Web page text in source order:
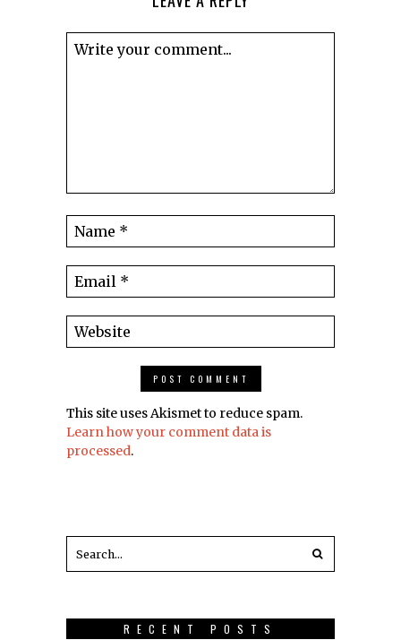
This site uses Akismet to reduce spam.
Learn how your comment data is
processed.
RECENT POSTS